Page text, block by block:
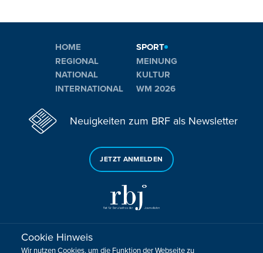
HOME
REGIONAL
NATIONAL
INTERNATIONAL
SPORT
MEINUNG
KULTUR
WM 2026
Neuigkeiten zum BRF als Newsletter
JETZT ANMELDEN
Sie haben noch Fragen oder Anmerkungen?
Cookie Hinweis
Wir nutzen Cookies, um die Funktion der Webseite zu